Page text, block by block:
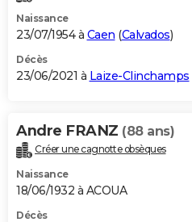
Naissance
23/07/1954 à Caen (Calvados)
Décès
23/06/2021 à Laize-Clinchamps
Andre FRANZ (88 ans)
Créer une cagnotte obsèques
Naissance
18/06/1932 à ACOUA
Décès